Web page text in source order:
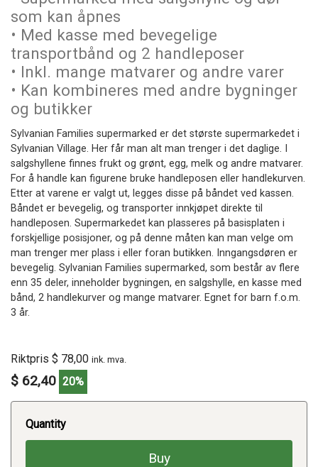
som kan åpnes
• Med kasse med bevegelige
transportbånd og 2 handleposer
• Inkl. mange matvarer og andre varer
• Kan kombineres med andre bygninger
og butikker
Sylvanian Families supermarked er det største supermarkedet i
Sylvanian Village. Her får man alt man trenger i det daglige. I
salgshyllene finnes frukt og grønt, egg, melk og andre matvarer.
For å handle kan figurene bruke handleposen eller handlekurven.
Etter at varene er valgt ut, legges disse på båndet ved kassen.
Båndet er bevegelig, og transporter innkjøpet direkte til
handleposen. Supermarkedet kan plasseres på basisplaten i
forskjellige posisjoner, og på denne måten kan man velge om
man trenger mer plass i eller foran butikken. Inngangsdøren er
bevegelig. Sylvanian Families supermarked, som består av flere
enn 35 deler, inneholder bygningen, en salgshylle, en kasse med
bånd, 2 handlekurver og mange matvarer. Egnet for barn f.o.m.
3 år.
Riktpris $ 78,00 ink. mva.
$ 62,40 20%
Quantity
Buy